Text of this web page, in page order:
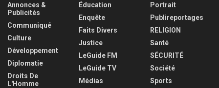
Annonces &
Publicités
Communiqué
Culture
Développement
Diplomatie
Droits De
L'Homme
Éducation
Enquête
Faits Divers
Justice
LeGuide FM
LeGuide TV
Médias
Portrait
Publireportages
RELIGION
Santé
SÉCURITÉ
Société
Sports